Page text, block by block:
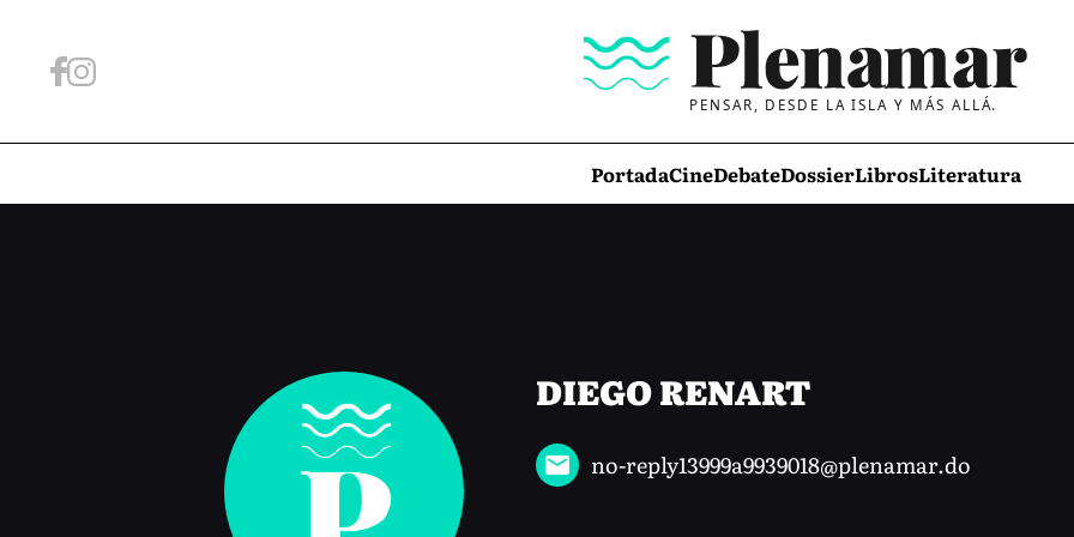
PENSAR, DESDE LA ISLA Y MÁS ALLÁ.
PortadaCineDebateDossierLibrosLiteratura
DIEGO RENART
no-reply13999a9939018@plenamar.do